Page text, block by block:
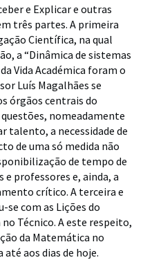
e Explicar e outras
três partes. A primeira
Científica, na qual
a “Dinâmica de sistemas
Vida Académica foram o
Luís Magalhães se
órgãos centrais do
nomeadamente
talento, a necessidade de
de uma só medida não
de tempo de
professores e, ainda, a
crítico. A terceira e
se com as Lições do
Técnico. A este respeito,
da Matemática no
até aos dias de hoje.